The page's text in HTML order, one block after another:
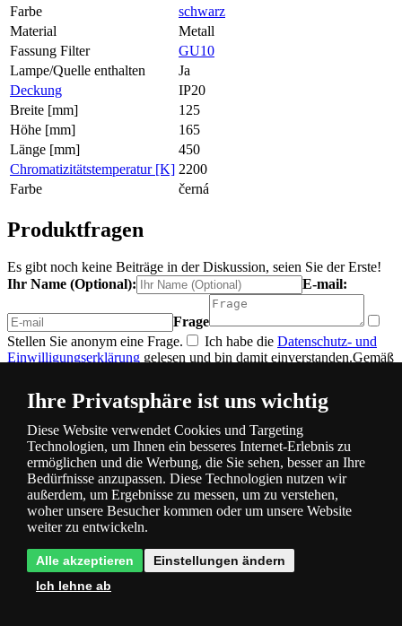
Farbe
schwarz
Material
Metall
Fassung Filter
GU10
Lampe/Quelle enthalten
Ja
Deckung
IP20
Breite [mm]
125
Höhe [mm]
165
Länge [mm]
450
Chromatizitätstemperatur [K] 2200
Farbe
černá
Produktfragen
Es gibt noch keine Beiträge in der Diskussion, seien Sie der Erste!
Ihr Name (Optional):
E-mail:
Frage
Stellen Sie anonym eine Frage.
Ich habe die Datenschutz- und
Einwilligungserklärung gelesen und bin damit einverstanden.Gemäß
Verarbeitung personenbezogener Daten zugestimmt werden. Wir
verarbeiten die angeforderten Daten speziell, um auf Ihre E-Mail zu
antworten. Die Einwilligung kann jederzeit widerrufen werden, z.
B. durch Senden einer E-Mail oder eines Briefes an die
Kontaktdaten des Unternehmens.
Senden Sie eine Frage
Produktbewertung
GesamtwertungWir erhalten Produktbewertungen von echten
Kunden, denen wir nach Absenden der Bestellung eine E-Mail mit
der Bitte um Bewertung der bestellten Ware zusenden. Mehr
Ihre Privatsphäre ist uns wichtig
Diese Website verwendet Cookies und Targeting
Technologien, um Ihnen ein besseres Internet-Erlebnis zu
ermöglichen und die Werbung, die Sie sehen, besser an Ihre
Bedürfnisse anzupassen. Diese Technologien nutzen wir
außerdem, um Ergebnisse zu messen, um zu verstehen,
woher unsere Besucher kommen oder um unsere Website
weiter zu entwickeln.
Alle akzeptieren
Einstellungen ändern
Ich lehne ab